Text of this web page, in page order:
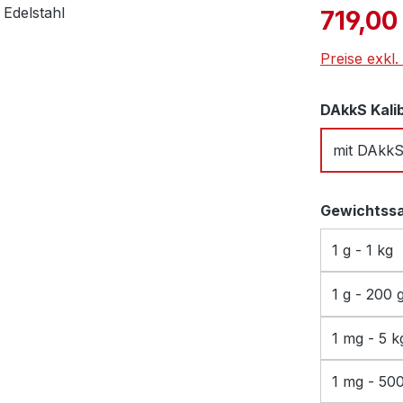
Preise
DAkkS
mit DAkkS
1 g - 1 kg
1 g - 200
1 mg - 5
1 mg -